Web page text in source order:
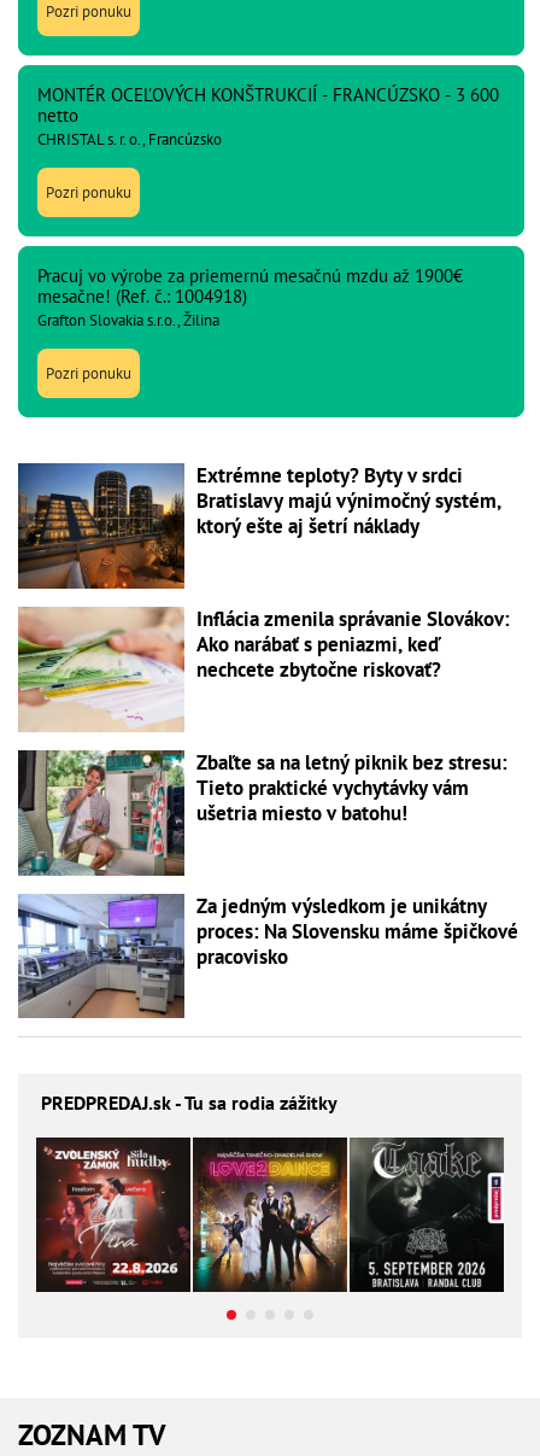
Pozri ponuku
MONTÉR OCEĽOVÝCH KONŠTRUKCIÍ - FRANCÚZSKO - 3 600
netto
CHRISTAL s. r. o., Francúzsko
Pozri ponuku
Pracuj vo výrobe za priemernú mesačnú mzdu až 1900€
mesačne! (Ref. č.: 1004918)
Grafton Slovakia s.r.o., Žilina
Pozri ponuku
Extrémne teploty? Byty v srdci
Bratislavy majú výnimočný systém,
ktorý ešte aj šetrí náklady
Inflácia zmenila správanie Slovákov:
Ako narábať s peniazmi, keď
nechcete zbytočne riskovať?
Zbaľte sa na letný piknik bez stresu:
Tieto praktické vychytávky vám
ušetria miesto v batohu!
Za jedným výsledkom je unikátny
proces: Na Slovensku máme špičkové
pracovisko
PREDPREDAJ.sk - Tu sa rodia zážitky
ZOZNAM TV